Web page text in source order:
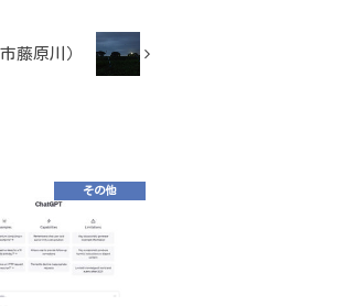
藤原川）
その他